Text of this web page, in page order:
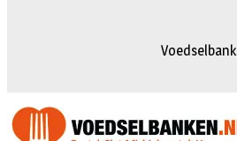
Voedselbank